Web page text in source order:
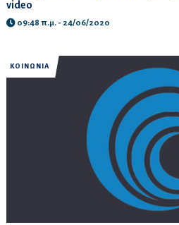
video
09:48 π.μ. - 24/06/2020
ΚΟΙΝΩΝΙΑ